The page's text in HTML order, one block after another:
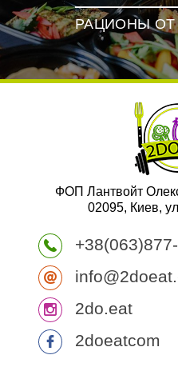
РАЦИОНЫ ОТ
ФОП Лантвойт
02095, Киев,
2do.eat
2doeatcom